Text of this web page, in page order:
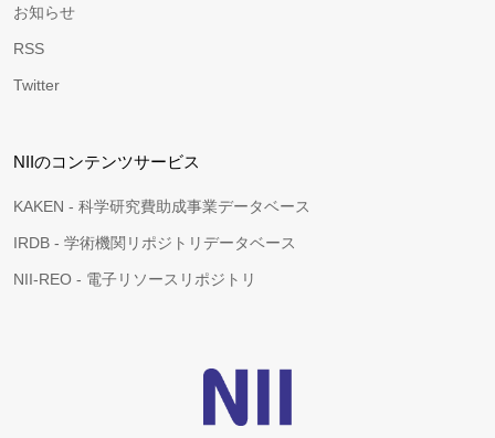
お知らせ
RSS
Twitter
NIIのコンテンツサービス
KAKEN - 科学研究費助成事業データベース
IRDB - 学術機関リポジトリデータベース
NII-REO - 電子リソースリポジトリ